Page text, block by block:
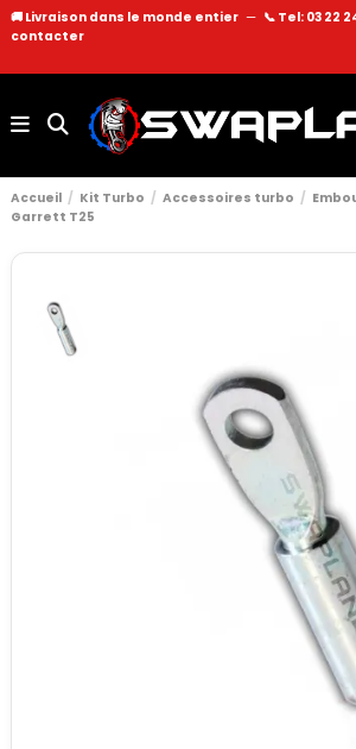
🚚 Livraison dans le monde entier — 📞 Tel: 03 22
contacter
Accueil Kit Turbo Accessoires turbo
Garrett T25